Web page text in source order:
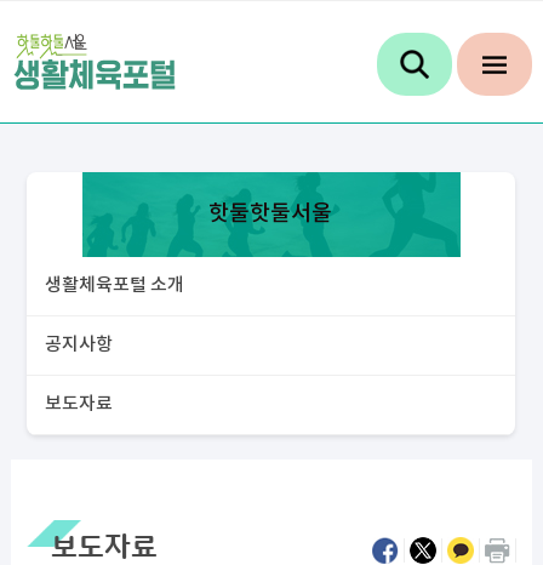
핫둘핫둘서울
생활체육포털 소개
공지사항
보도자료
보도자료